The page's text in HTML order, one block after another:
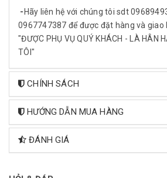
-Hãy liên hệ với chúng tôi sdt
0967747387 để được đặt hàng và giao
"ĐƯỢC PHỤ VỤ QUÝ KHÁCH - LÀ HÂN
TÔI"
CHÍNH SÁCH
HƯỚNG DẪN MUA HÀNG
ĐÁNH GIÁ